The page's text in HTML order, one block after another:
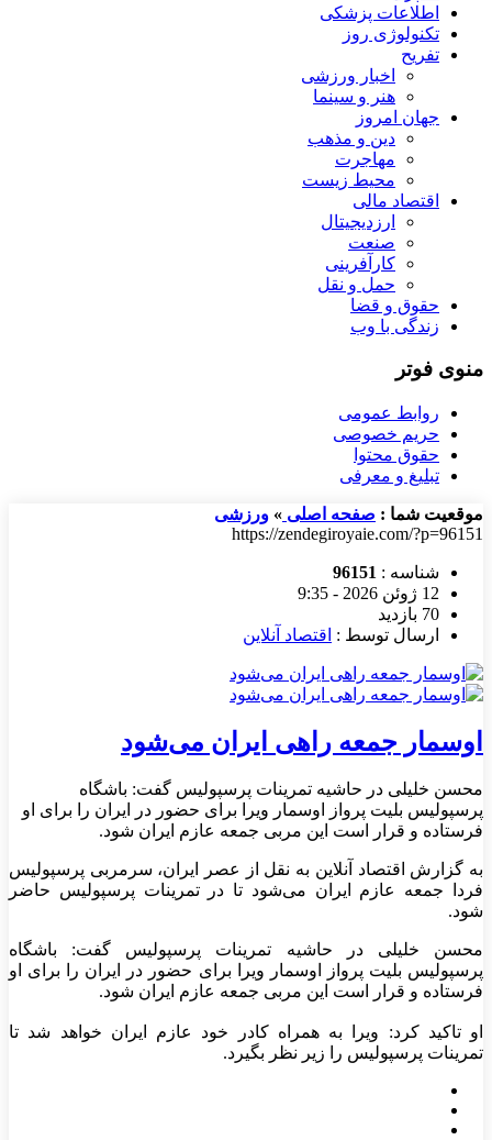
اطلاعات پزشکی
تکنولوژی روز
تفریح
اخبار ورزشی
هنر و سینما
جهان امروز
دین و مذهب
مهاجرت
محیط زیست
اقتصاد مالی
ارزدیجیتال
صنعت
کارآفرینی
حمل و نقل
حقوق و قضا
زندگی با وب
منوی فوتر
روابط عمومی
حریم خصوصی
حقوق محتوا
تبلیغ و معرفی
موقعیت شما : صفحه اصلی » ورزشی
https://zendegiroyaie.com/?p=96151
شناسه : 96151
12 ژوئن 2026 - 9:35
70 بازدید
ارسال توسط : اقتصاد آنلاین
اوسمار جمعه راهی ایران می‌شود
محسن خلیلی در حاشیه تمرینات پرسپولیس گفت: باشگاه
پرسپولیس بلیت پرواز اوسمار ویرا برای حضور در ایران را برای او
فرستاده و قرار است این مربی جمعه عازم ایران شود.
به گزارش اقتصاد آنلاین به نقل از عصر ایران، سرمربی پرسپولیس
فردا جمعه عازم ایران می‌شود تا در تمرینات پرسپولیس حاضر
شود.
محسن خلیلی در حاشیه تمرینات پرسپولیس گفت: باشگاه
پرسپولیس بلیت پرواز اوسمار ویرا برای حضور در ایران را برای او
فرستاده و قرار است این مربی جمعه عازم ایران شود.
او تاکید کرد: ویرا به همراه کادر خود عازم ایران خواهد شد تا
تمرینات پرسپولیس را زیر نظر بگیرد.